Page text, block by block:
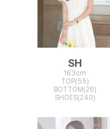
SH
163cm
TOP(55)
BOTTOM(26)
SHOES(240)